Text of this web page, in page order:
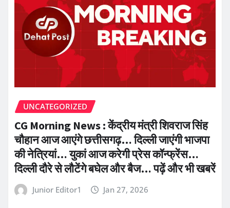
UNCATEGORIZED
CG Morning News : केंद्रीय मंत्री शिवराज सिंह
चौहान आज आएंगे छत्तीसगढ़… दिल्ली जाएंगी भाजपा
की नेत्रियां… युकां आज करेगी प्रेस कॉन्फ्रेंस…
दिल्ली दौरे से लौटेंगे बघेल और बैज… पढ़ें और भी खबरें
Junior Editor1 Jan 27, 2026